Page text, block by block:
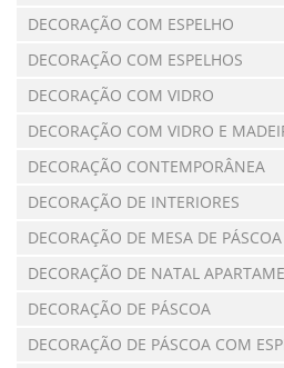
DECORAÇÃO COM ESPELHO
DECORAÇÃO COM ESPELHOS
DECORAÇÃO COM VIDRO
DECORAÇÃO COM VIDRO E
DECORAÇÃO CONTEMPORÂNEA
DECORAÇÃO DE INTERIORES
DECORAÇÃO DE MESA DE PÁSCOA
DECORAÇÃO DE NATAL
DECORAÇÃO DE PÁSCOA
DECORAÇÃO DE PÁSCOA COM